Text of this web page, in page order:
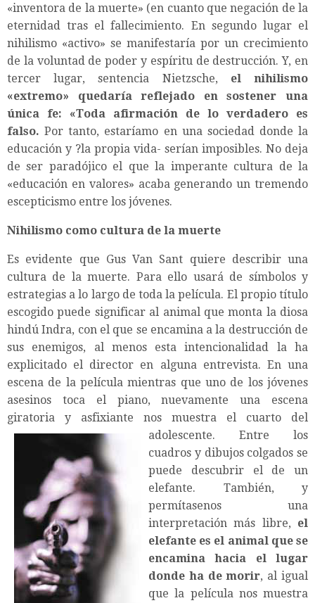
«inventora de la muerte» (en cuanto que negación de la
eternidad tras el fallecimiento. En segundo lugar el
nihilismo «activo» se manifestaría por un crecimiento
de la voluntad de poder y espíritu de destrucción. Y, en
tercer lugar, sentencia Nietzsche, el nihilismo
«extremo» quedaría reflejado en sostener una
única fe: «Toda afirmación de lo verdadero es
falso. Por tanto, estaríamo en una sociedad donde la
educación y ?la propia vida- serían imposibles. No deja
de ser paradójico el que la imperante cultura de la
«educación en valores» acaba generando un tremendo
escepticismo entre los jóvenes.
Nihilismo como cultura de la muerte
Es evidente que Gus Van Sant quiere describir una
cultura de la muerte. Para ello usará de símbolos y
estrategias a lo largo de toda la película. El propio título
escogido puede significar al animal que monta la diosa
hindú Indra, con el que se encamina a la destrucción de
sus enemigos, al menos esta intencionalidad la ha
explicitado el director en alguna entrevista. En una
escena de la película mientras que uno de los jóvenes
asesinos toca el piano, nuevamente una escena
giratoria y asfixiante nos muestra el cuarto del
adolescente. Entre los
cuadros y dibujos colgados se
puede descubrir el de un
elefante. También, y
permítasenos una
interpretación más libre, el
elefante es el animal que se
encamina hacia el lugar
donde ha de morir, al igual
que la película nos muestra